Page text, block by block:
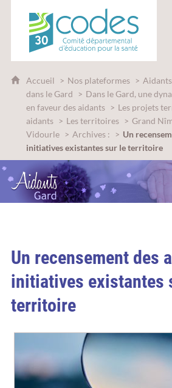
CoDES 30 -
Accueil Nos plateformes
dans le Gard
Dans le Gard, une
en faveur des aidants
Les projets
aidants
Les territoires
Grand
Vidourle
Archives :
Un
initiatives existantes sur le territoire
Un recensement des
initiatives existantes
territoire